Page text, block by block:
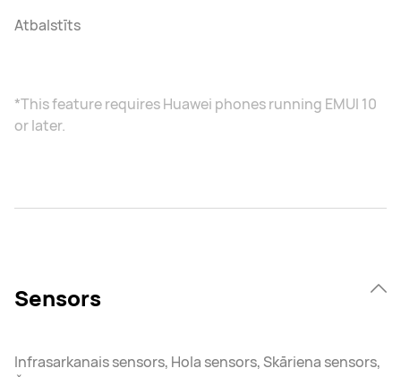
Atbalstīts
*This feature requires Huawei phones running EMUI 10
or later.
Sensors
Infrasarkanais sensors, Hola sensors, Skāriena sensors,